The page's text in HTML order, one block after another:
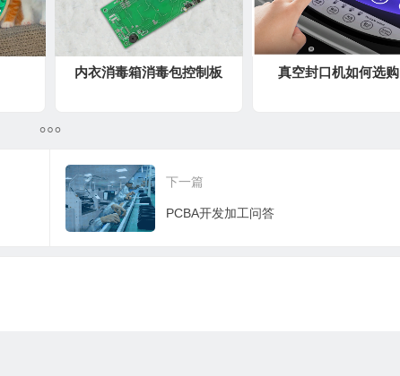
内衣消毒箱消毒包控制板 真空封口机如何选
下一篇
PCBA开发加工问答